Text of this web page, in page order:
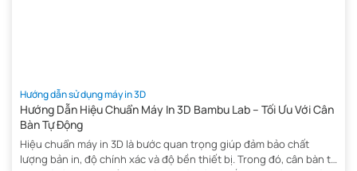
Hướng dẫn sử dụng máy in 3D
Hướng Dẫn Hiệu Chuẩn Máy In 3D Bambu Lab – Tối Ưu Với Cân
Bàn Tự Động
Hiệu chuẩn máy in 3D là bước quan trọng giúp đảm bảo chất
lượng bản in, độ chính xác và độ bền thiết bị. Trong đó, cân bàn tự